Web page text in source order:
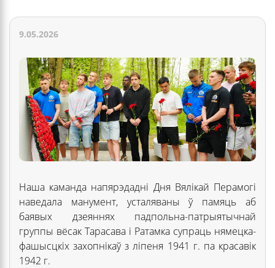
9.05.2026
Наша каманда напярэдадні Дня Вялікай Перамогі
наведала манумент, усталяваны ў памяць аб
баявых дзеяннях падпольна-патрыятычнай
группы вёсак Тарасава і Ратамка супраць нямецка-
фашысцкіх захопнікаў з ліпеня 1941 г. па красавік
1942 г.